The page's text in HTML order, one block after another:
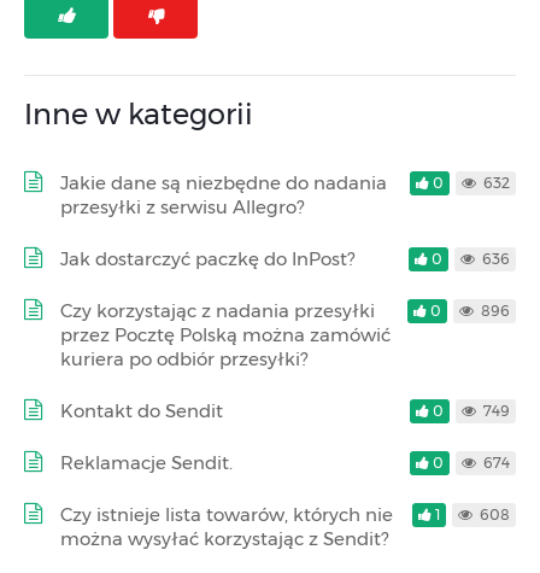
Inne w kategorii
Jakie dane są niezbędne do nadania
przesyłki z serwisu Allegro?
0 632
Jak dostarczyć paczkę do InPost? 0 636
Czy korzystając z nadania przesyłki
przez Pocztę Polską można zamówić
kuriera po odbiór przesyłki?
0 896
Kontakt do Sendit 0 749
Reklamacje Sendit. 0 674
Czy istnieje lista towarów, których nie
można wysyłać korzystając z Sendit?
1 608